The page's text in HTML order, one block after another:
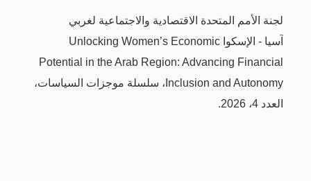
لجنة الأمم المتحدة الاقتصادية والاجتماعية لغربي
آسيا - الإسكوا Unlocking Women’s Economic
Potential in the Arab Region: Advancing Financial
Inclusion and Autonomy ، سلسلة موجزات السياسات،
العدد 4، 2026.